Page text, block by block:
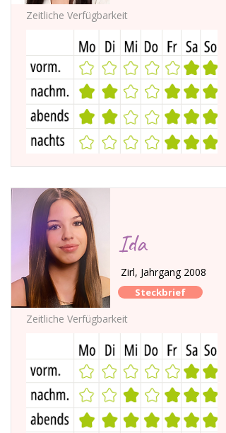
Zeitliche Verfügbarkeit
Ida
Zirl, Jahrgang 2008
Steckbrief
Zeitliche Verfügbarkeit